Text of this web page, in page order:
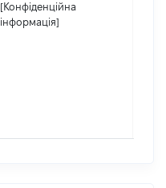
[Конфіденційна
інформація]